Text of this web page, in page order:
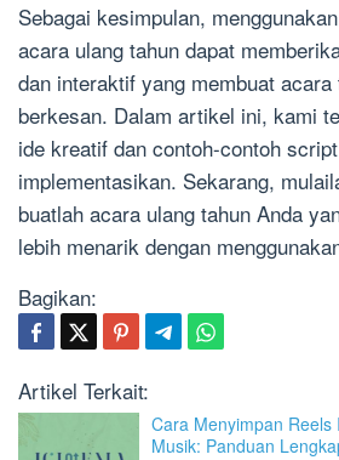
Sebagai kesimpulan,
acara ulang tahun dapat
dan interaktif yang membuat
berkesan. Dalam artikel ini, kami
ide kreatif dan contoh-contoh
implementasikan. Sekarang,
buatlah acara ulang tahun Anda
lebih menarik dengan
Bagikan:
Artikel Terkait:
Cara Menyimpan Reels
Musik: Panduan